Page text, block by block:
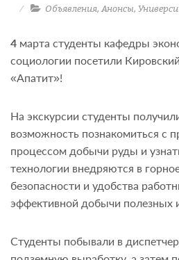
Объявления, Анонсы,
4 марта студенты кафедры
социологии посетили
«Апатит»!
На экскурсии студенты
возможность познакомиться с
процессом добычи руды и
технологии внедряются в
безопасности и удобства
эффективной добычи полезных
Студенты побывали в